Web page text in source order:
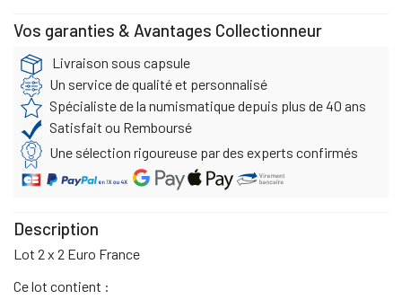
Vos garanties & Avantages Collectionneur
Livraison sous capsule
Un service de qualité et personnalisé
Spécialiste de la numismatique depuis plus de 40 ans
Satisfait ou Remboursé
Une sélection rigoureuse par des experts confirmés
Description
Lot 2 x 2 Euro France
Ce lot contient :